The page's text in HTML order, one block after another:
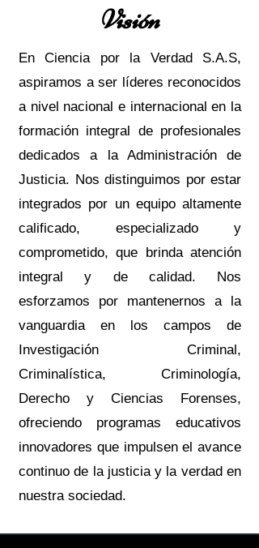
Visión
En Ciencia por la Verdad S.A.S,
aspiramos a ser líderes reconocidos
a nivel nacional e internacional en la
formación integral de profesionales
dedicados a la Administración de
Justicia. Nos distinguimos por estar
integrados por un equipo altamente
calificado, especializado y
comprometido, que brinda atención
integral y de calidad. Nos
esforzamos por mantenernos a la
vanguardia en los campos de
Investigación Criminal,
Criminalística, Criminología,
Derecho y Ciencias Forenses,
ofreciendo programas educativos
innovadores que impulsen el avance
continuo de la justicia y la verdad en
nuestra sociedad.